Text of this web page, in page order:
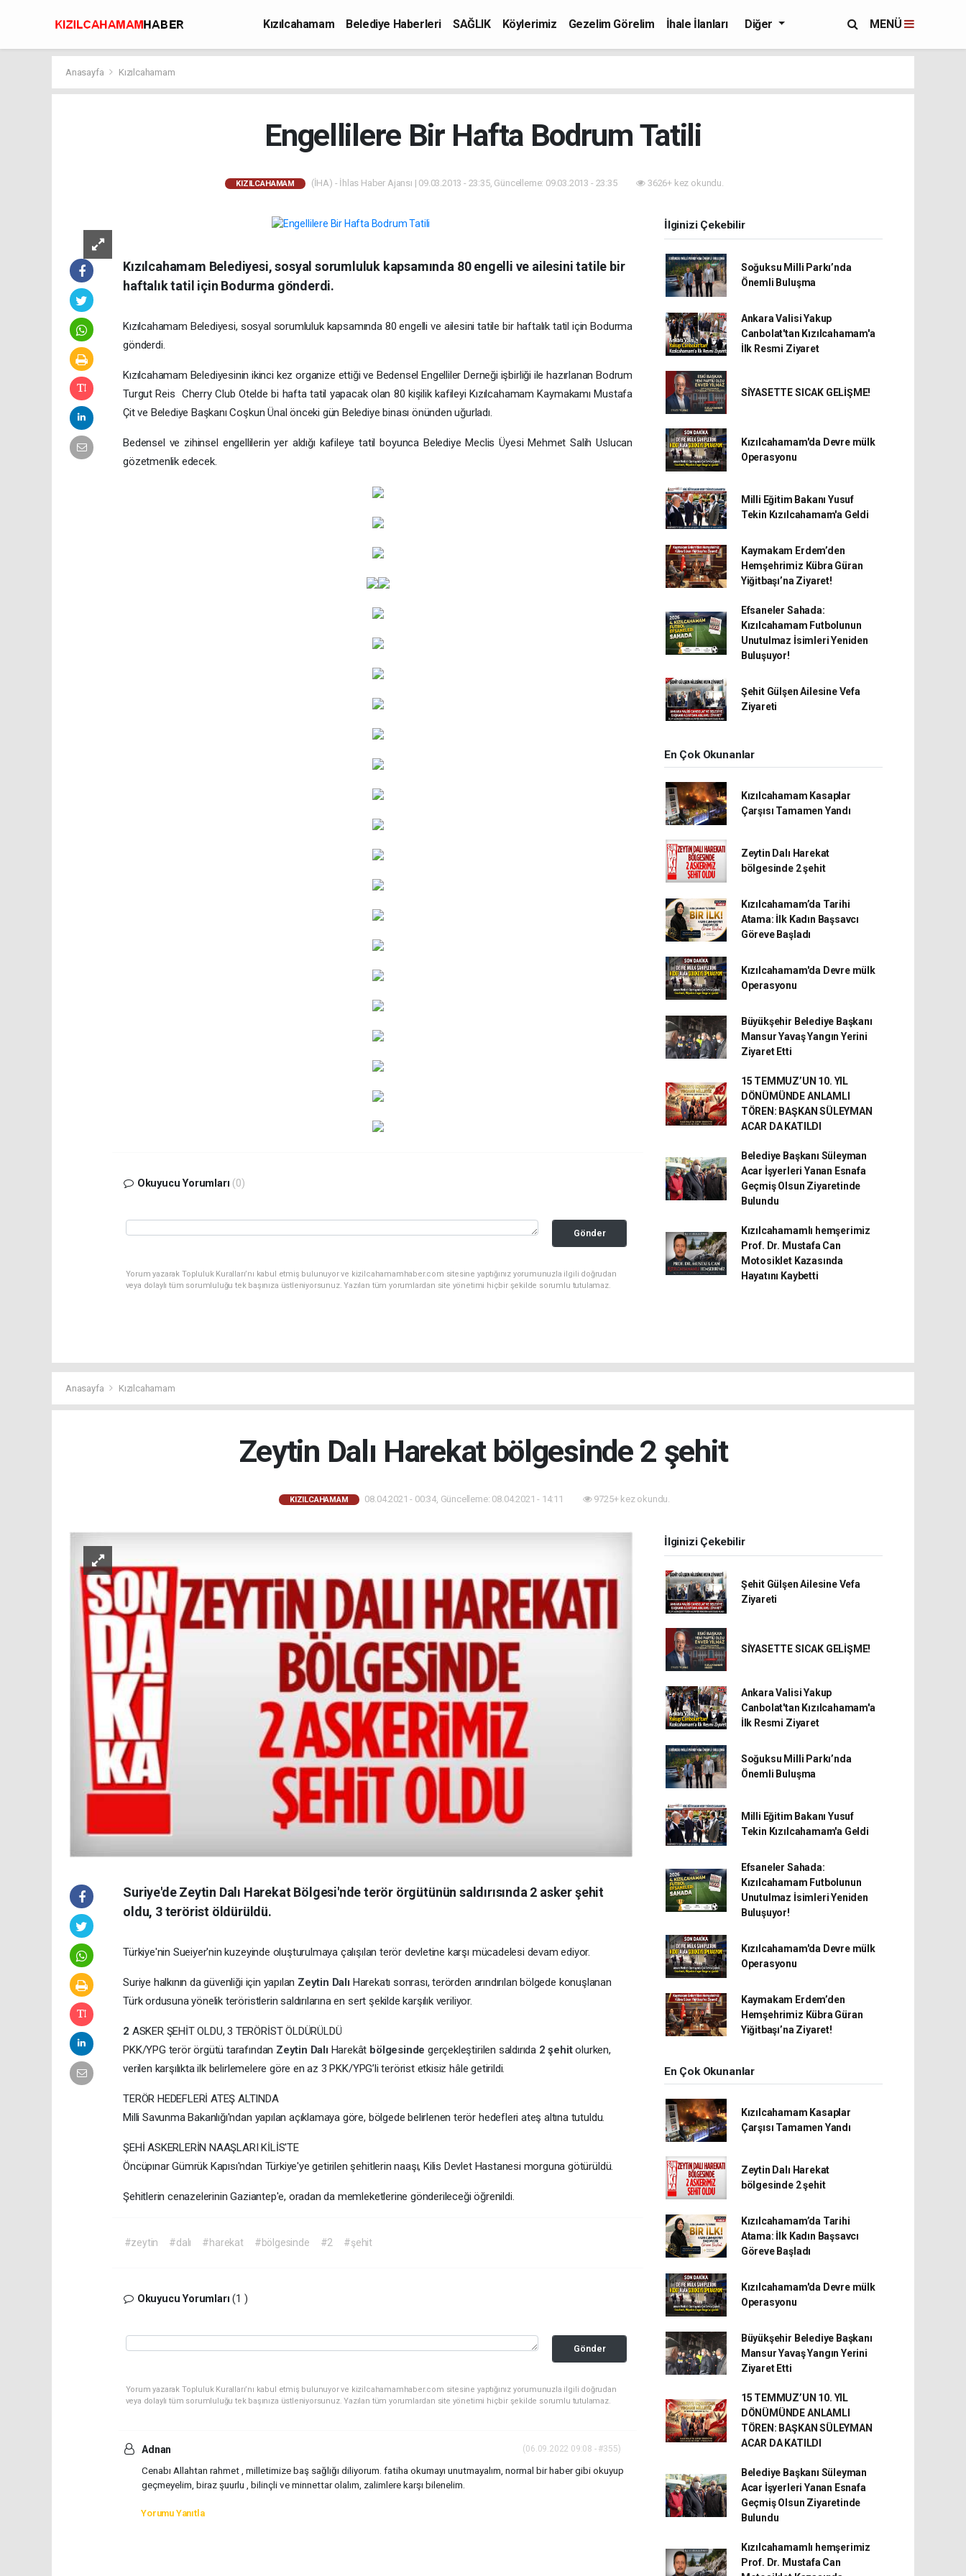
Kızılcahamam Belediye Haberleri SAĞLIK Köylerimiz Gezelim Görelim
İhale İlanları
Diğer MENÜ
Anasayfa Kızılcahamam
Engellilere Bir Hafta Bodrum Tatili
KIZILCAHAMAM (İHA) - İhlas Haber Ajansı | 09.03.2013 - 23:35, Güncelleme: 09.03.2013 - 23:35 3626+ kez okundu.
Kızılcahamam Belediyesi, sosyal sorumluluk kapsamında 80 engelli ve ailesini tatile bir
haftalık tatil için Bodurma gönderdi.
Kızılcahamam Belediyesi, sosyal sorumluluk kapsamında 80 engelli ve ailesini tatile bir haftalık tatil için Bodurma
gönderdi.
Kızılcahamam Belediyesinin ikinci kez organize ettiği ve Bedensel Engelliler Derneği işbirliği ile hazırlanan Bodrum
Turgut Reis Cherry Club Otelde bi hafta tatil yapacak olan 80 kişilik kafileyi Kızılcahamam Kaymakamı Mustafa
Çit ve Belediye Başkanı Coşkun Ünal önceki gün Belediye binası önünden uğurladı.
Bedensel ve zihinsel engellilerin yer aldığı kafileye tatil boyunca Belediye Meclis Üyesi Mehmet Salih Uslucan
gözetmenlik edecek.
Okuyucu Yorumları (0)
Gönder
Yorum yazarak Topluluk Kuralları’nı kabul etmiş bulunuyor ve kizilcahamamhaber.com sitesine yaptığınız yorumunuzla ilgili doğrudan
veya dolaylı tüm sorumluluğu tek başınıza üstleniyorsunuz. Yazılan tüm yorumlardan site yönetimi hiçbir şekilde sorumlu tutulamaz.
İlginizi Çekebilir
Soğuksu Milli Parkı’nda
Önemli Buluşma
Ankara Valisi Yakup
Canbolat'tan Kızılcahamam'a
İlk Resmi Ziyaret
SİYASETTE SICAK GELİŞME!
Kızılcahamam'da Devre mülk
Operasyonu
Milli Eğitim Bakanı Yusuf
Tekin Kızılcahamam'a Geldi
Kaymakam Erdem’den
Hemşehrimiz Kübra Güran
Yiğitbaşı’na Ziyaret!
Efsaneler Sahada:
Kızılcahamam Futbolunun
Unutulmaz İsimleri Yeniden
Buluşuyor!
Şehit Gülşen Ailesine Vefa
Ziyareti
En Çok Okunanlar
Kızılcahamam Kasaplar
Çarşısı Tamamen Yandı
Zeytin Dalı Harekat
bölgesinde 2 şehit
Kızılcahamam’da Tarihi
Atama: İlk Kadın Başsavcı
Göreve Başladı
Kızılcahamam'da Devre mülk
Operasyonu
Büyükşehir Belediye Başkanı
Mansur Yavaş Yangın Yerini
Ziyaret Etti
15 TEMMUZ’UN 10. YIL
DÖNÜMÜNDE ANLAMLI
TÖREN: BAŞKAN SÜLEYMAN
ACAR DA KATILDI
Belediye Başkanı Süleyman
Acar İşyerleri Yanan Esnafa
Geçmiş Olsun Ziyaretinde
Bulundu
Kızılcahamamlı hemşerimiz
Prof. Dr. Mustafa Can
Motosiklet Kazasında
Hayatını Kaybetti
Anasayfa Kızılcahamam
Zeytin Dalı Harekat bölgesinde 2 şehit
KIZILCAHAMAM 08.04.2021 - 00:34, Güncelleme: 08.04.2021 - 14:11 9725+ kez okundu.
Suriye'de Zeytin Dalı Harekat Bölgesi'nde terör örgütünün saldırısında 2 asker şehit
oldu, 3 terörist öldürüldü.
Türkiye'nin Sueiyer'nin kuzeyinde oluşturulmaya çalışılan terör devletine karşı mücadelesi devam ediyor.
Suriye halkının da güvenliği için yapılan Zeytin Dalı Harekatı sonrası, terörden arındırılan bölgede konuşlanan
Türk ordusuna yönelik teröristlerin saldırılarına en sert şekilde karşılık veriliyor.
2 ASKER ŞEHİT OLDU, 3 TERÖRİST ÖLDÜRÜLDÜ
PKK/YPG terör örgütü tarafından Zeytin Dalı Harekât bölgesinde gerçekleştirilen saldırıda 2şehitolurken,
verilen karşılıkta ilk belirlemelere göre en az 3 PKK/YPG’li terörist etkisiz hâle getirildi.
TERÖR HEDEFLERİ ATEŞ ALTINDA
Milli Savunma Bakanlığı'ndan yapılan açıklamaya göre, bölgede belirlenen terör hedefleri ateş altına tutuldu.
ŞEHİ ASKERLERİN NAAŞLARI KİLİS'TE
Öncüpınar Gümrük Kapısı'ndan Türkiye'ye getirilen şehitlerin naaşı, Kilis Devlet Hastanesi morguna götürüldü.
Şehitlerin cenazelerinin Gaziantep'e, oradan da memleketlerine gönderileceği öğrenildi.
#zeytin #dalı #harekat #bölgesinde #2 #şehit
Okuyucu Yorumları(1 )
Gönder
Yorum yazarak Topluluk Kuralları’nı kabul etmiş bulunuyor ve kizilcahamamhaber.com sitesine yaptığınız yorumunuzla ilgili doğrudan
veya dolaylı tüm sorumluluğu tek başınıza üstleniyorsunuz. Yazılan tüm yorumlardan site yönetimi hiçbir şekilde sorumlu tutulamaz.
Adnan (06.09.2022 09:08 - #355)
Cenabı Allahtan rahmet , milletimize baş sağlığı diliyorum. fatiha okumayı unutmayalım, normal bir haber gibi okuyup
geçmeyelim, biraz şuurlu , bilinçli ve minnettar olalım, zalimlere karşı bilenelim.
Yorumu Yanıtla
İlginizi Çekebilir
Şehit Gülşen Ailesine Vefa
Ziyareti
SİYASETTE SICAK GELİŞME!
Ankara Valisi Yakup
Canbolat'tan Kızılcahamam'a
İlk Resmi Ziyaret
Soğuksu Milli Parkı’nda
Önemli Buluşma
Milli Eğitim Bakanı Yusuf
Tekin Kızılcahamam'a Geldi
Efsaneler Sahada:
Kızılcahamam Futbolunun
Unutulmaz İsimleri Yeniden
Buluşuyor!
Kızılcahamam'da Devre mülk
Operasyonu
Kaymakam Erdem’den
Hemşehrimiz Kübra Güran
Yiğitbaşı’na Ziyaret!
En Çok Okunanlar
Kızılcahamam Kasaplar
Çarşısı Tamamen Yandı
Zeytin Dalı Harekat
bölgesinde 2 şehit
Kızılcahamam’da Tarihi
Atama: İlk Kadın Başsavcı
Göreve Başladı
Kızılcahamam'da Devre mülk
Operasyonu
Büyükşehir Belediye Başkanı
Mansur Yavaş Yangın Yerini
Ziyaret Etti
15 TEMMUZ’UN 10. YIL
DÖNÜMÜNDE ANLAMLI
TÖREN: BAŞKAN SÜLEYMAN
ACAR DA KATILDI
Belediye Başkanı Süleyman
Acar İşyerleri Yanan Esnafa
Geçmiş Olsun Ziyaretinde
Bulundu
Kızılcahamamlı hemşerimiz
Prof. Dr. Mustafa Can